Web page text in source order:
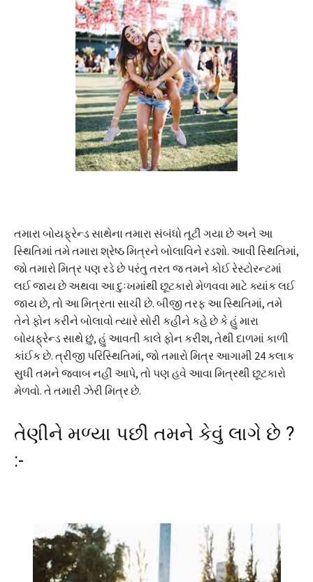
તમારા બોયફ્રેન્ડ સાથેના તમારા સંબંધો તૂટી ગયા છે અને આ
સ્થિતિમાં તમે તમારા શ્રેષ્ઠ મિત્રને બોલાવિને રડશો. આવી સ્થિતિમાં,
જો તમારો મિત્ર પણ રડે છે પરંતુ તરત જ તમને કોઈ રેસ્ટોરન્ટમાં
લઈ જાય છે અથવા આ દુઃખમાંથી છૂટકારો મેળવવા માટે ક્યાંક લઈ
જાય છે, તો આ મિત્રતા સાચી છે. બીજી તરફ આ સ્થિતિમાં, તમે
તેને ફોન કરીને બોલાવો ત્યારે સોરી કહીને કહે છે કે હું મારા
બોયફ્રેન્ડ સાથે છું, હું આવતી કાલે ફોન કરીશ, તેથી દાળમાં કાળી
કાંઈક છે. ત્રીજી પરિસ્થિતિમાં, જો તમારો મિત્ર આગામી 24 કલાક
સુધી તમને જવાબ નહીં આપે, તો પણ હવે આવા મિત્રથી છૂટકારો
મેળવો. તે તમારી ઝેરી મિત્ર છે.
તેણીને મળ્યા પછી તમને કેવું લાગે છે ?
:-